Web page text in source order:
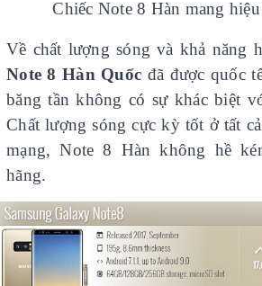
Chiếc Note 8 Hàn mang
Về chất lượng sóng và khả năng
Note 8 Hàn Quốc đã được quốc
băng tần không có sự khác biệt
Chất lượng sóng cực kỳ tốt ở tất
mạng, Note 8 Hàn không hề
hãng.